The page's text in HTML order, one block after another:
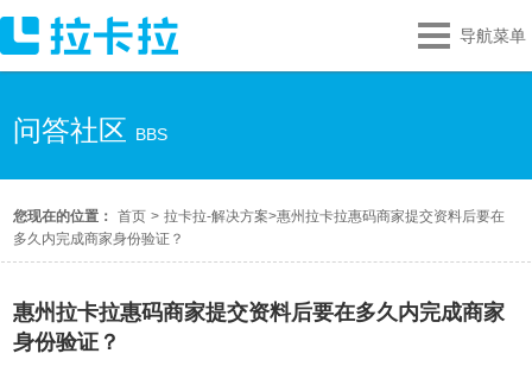
导航菜单
问答社区 BBS
您现在的位置： 首页 > 拉卡拉-解决方案>惠州拉卡拉惠码商家提交资料后要在
多久内完成商家身份验证？
惠州拉卡拉惠码商家提交资料后要在多久内完成商家
身份验证？